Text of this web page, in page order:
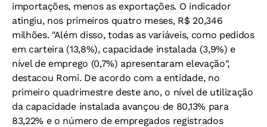
importações, menos as exportações. O indicador
atingiu, nos primeiros quatro meses, R$ 20,346
milhões. "Além disso, todas as variáveis, como pedidos
em carteira (13,8%), capacidade instalada (3,9%) e
nível de emprego (0,7%) apresentaram elevação",
destacou Romi. De acordo com a entidade, no
primeiro quadrimestre deste ano, o nível de utilização
da capacidade instalada avançou de 80,13% para
83,22% e o número de empregados registrados